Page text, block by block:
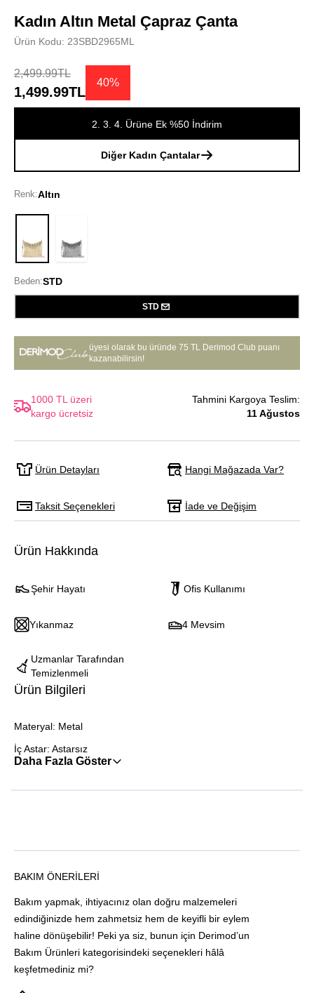
Kadın Altın Metal Çapraz Çanta
Ürün Kodu: 23SBD2965ML
2,499.99TL
1,499.99TL
40%
2. 3. 4. Ürüne Ek %50 İndirim
Diğer Kadın Çantalar
Renk:Altın
Altın
Beden:STD
STD
üyesi olarak bu üründe 75 TL Derimod Club puanı
kazanabilirsin!
1000 TL üzeri
kargo ücretsiz
Tahmini Kargoya Teslim:
11 Ağustos
Ürün Detayları Hangi Mağazada Var?
Taksit Seçenekleri İade ve Değişim
Ürün Hakkında
Şehir Hayatı Ofis Kullanımı
Yıkanmaz 4 Mevsim
Uzmanlar Tarafından
Temizlenmeli
Ürün Bilgileri
Materyal: Metal
İç Astar: Astarsız
Daha Fazla Göster
BAKIM ÖNERILERI
Bakım yapmak, ihtiyacınız olan doğru malzemeleri
edindiğinizde hem zahmetsiz hem de keyifli bir eylem
haline dönüşebilir! Peki ya siz, bunun için Derimod’un
Bakım Ürünleri kategorisindeki seçenekleri hâlâ
keşfetmediniz mi?